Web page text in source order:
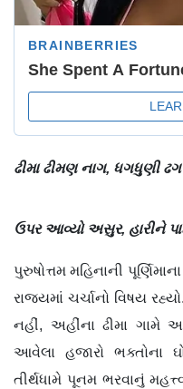
ઢીમા ઢીમણ નાગ, ધગધુણી
ઉપર આવ્યો અસુર, હારીને
પુરુષોત્તમ મહિનાની
રાજ્યમાં ચર્ચાનો વિષય
નહીં, અહીંના ઢીમા ગામે
આવેલા હજારો ભક્તોના
તીર્થધામે પૂનમ ભરવાનું